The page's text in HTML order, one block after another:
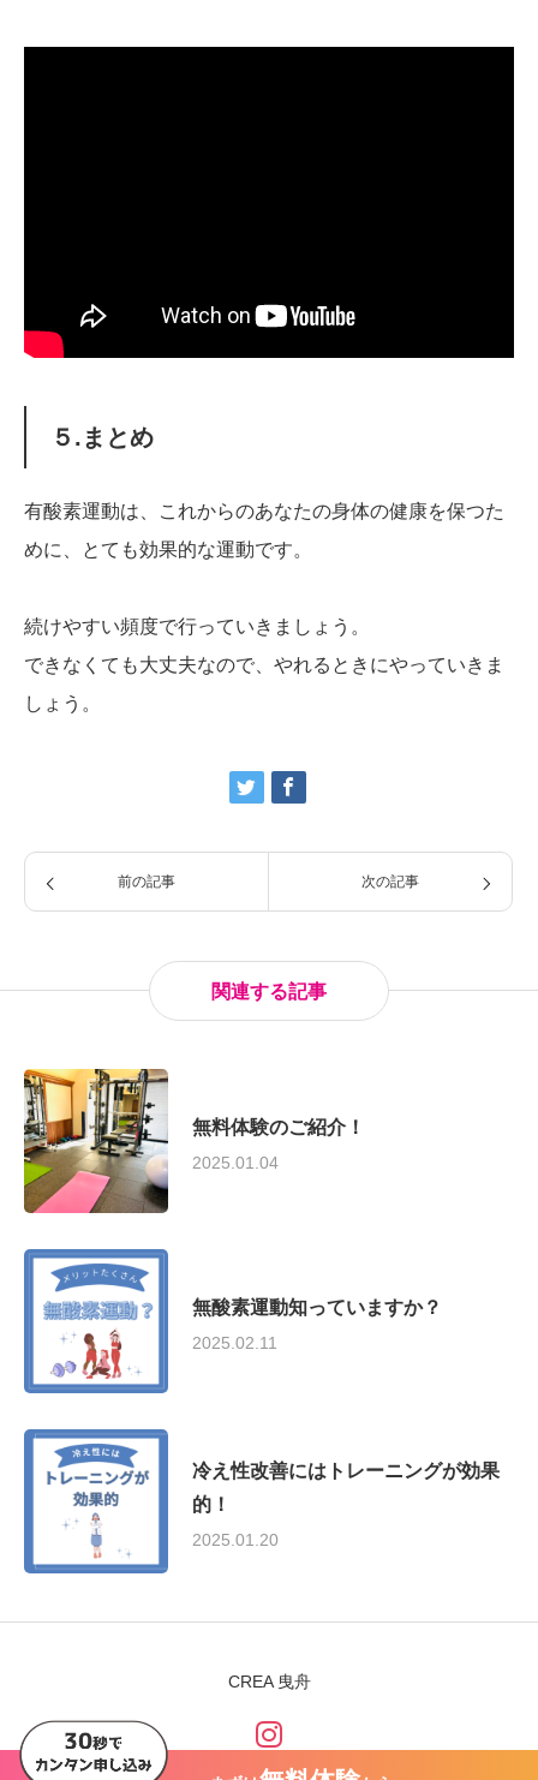
５.まとめ
有酸素運動は、これからのあなたの身体の健康を保つた
めに、とても効果的な運動です。
続けやすい頻度で行っていきましょう。
できなくても大丈夫なので、やれるときにやっていきま
しょう。
前の記事 次の記事
関連する記事
無料体験のご紹介！
2025.01.04
無酸素運動知っていますか？
2025.02.11
冷え性改善にはトレーニングが効果
的！
2025.01.20
CREA 曳舟